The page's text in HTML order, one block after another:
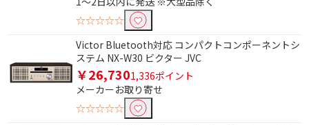
☆☆☆☆☆
Victor Bluetooth対応 コンパクトコンポーネントシ
ステム NX-W30 ビクター JVC
￥26,7301,336ポイント
メーカーお取り寄せ
☆☆☆☆☆